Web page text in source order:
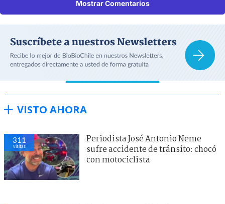
Mostrar Comentarios
VISTO AHORA
311
visitas
Periodista José Antonio Neme
sufre accidente de tránsito: chocó
con motociclista